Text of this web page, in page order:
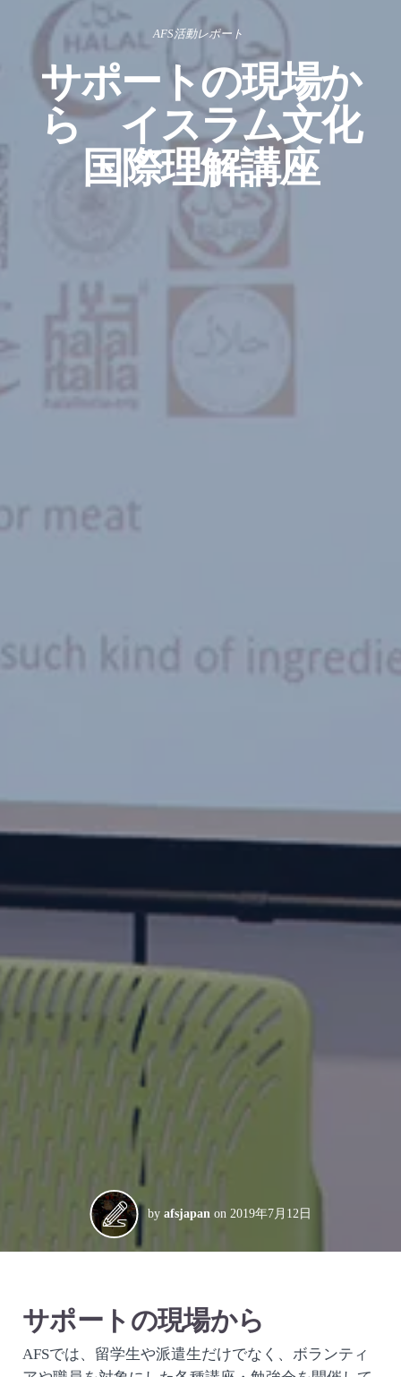
AFS活動レポート
サポートの現場か
ら イスラム文化
国際理解講座
by afsjapan on 2019年7月12日
サポートの現場から
AFSでは、留学生や派遣生だけでなく、ボランティ